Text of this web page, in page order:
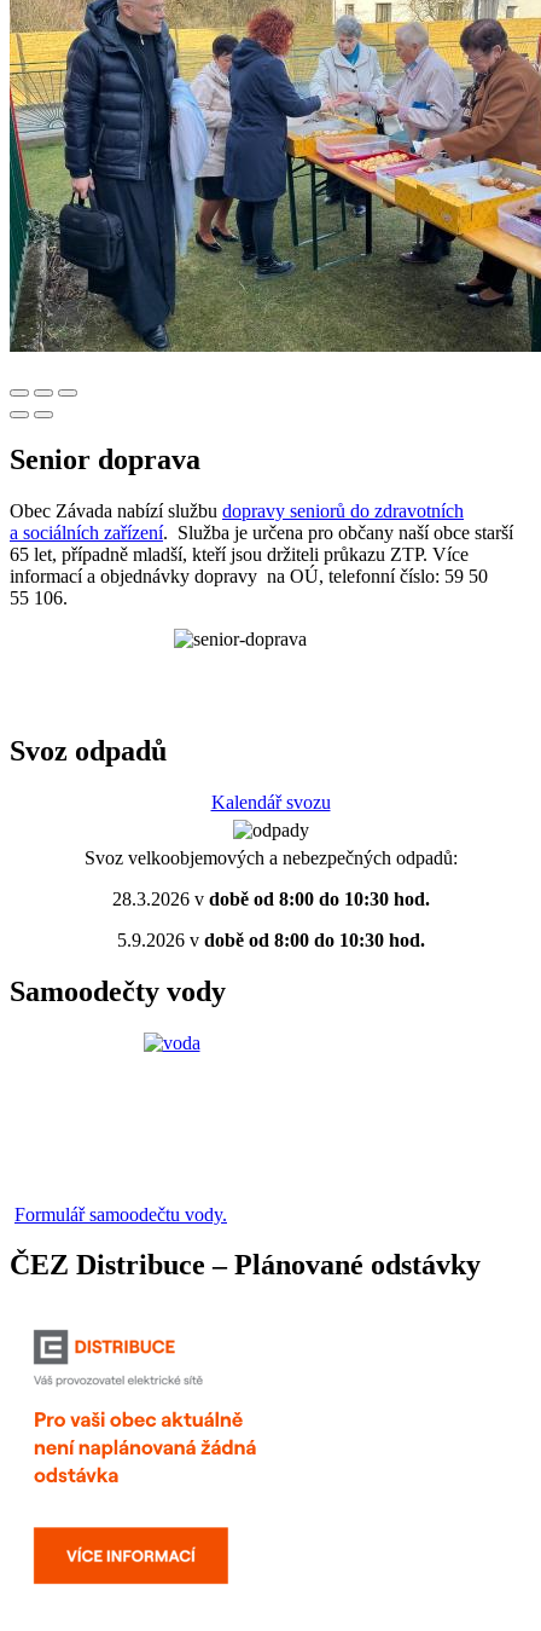
Senior doprava
Obec Závada nabízí službu dopravy seniorů do zdravotních
a sociálních zařízení. Služba je určena pro občany naší obce starší
65 let, případně mladší, kteří jsou držiteli průkazu ZTP. Více
informací a objednávky dopravy na OÚ, telefonní číslo: 59 50
55 106.
Svoz odpadů
Kalendář svozu
Svoz velkoobjemových a nebezpečných odpadů:
28.3.2026 vdobě od 8:00 do 10:30 hod.
5.9.2026 vdobě od 8:00 do 10:30 hod.
Samoodečty vody
Formulář samoodečtu vody.
ČEZ Distribuce – Plánované odstávky